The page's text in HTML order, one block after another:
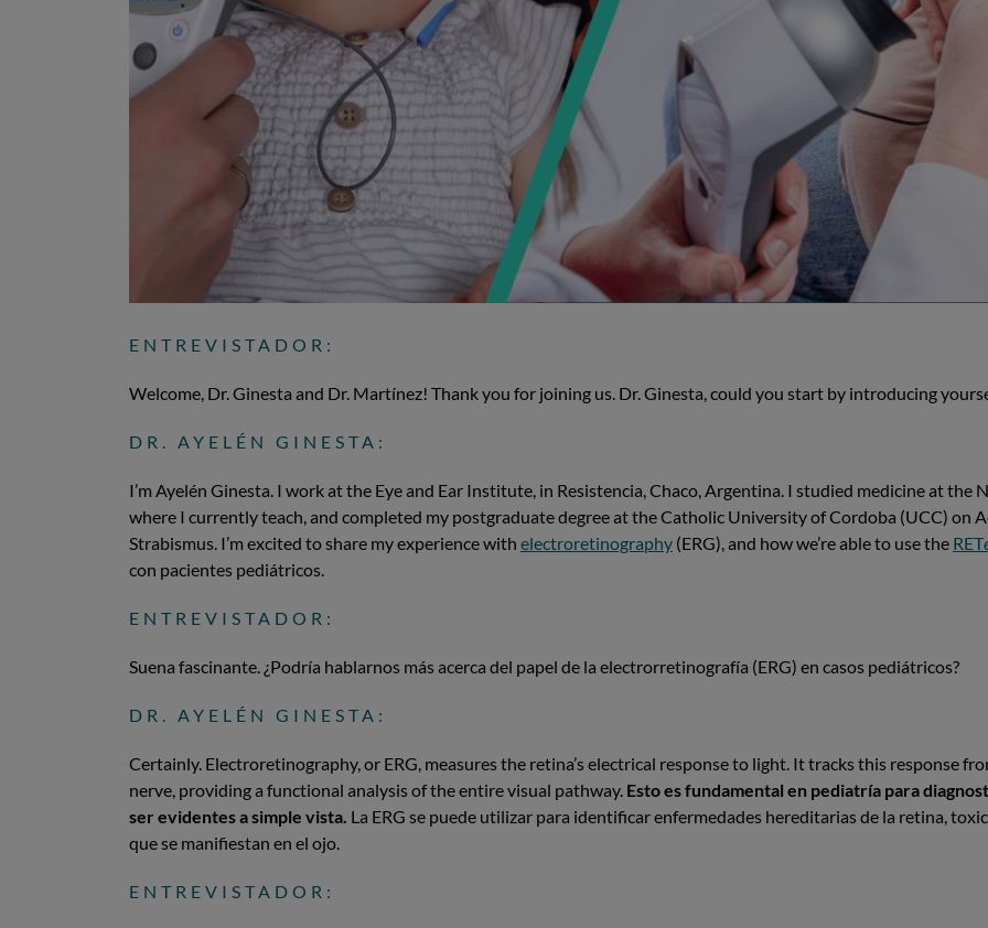
ENTREVISTADOR:
Welcome, Dr. Ginesta and Dr. Martínez! Thank you for joining us. Dr. Ginesta, could you start by introducing
DR. AYELÉN GINESTA:
I’m Ayelén Ginesta. I work at the Eye and Ear Institute, in Resistencia, Chaco, Argentina. I studied medicine at
where I currently teach, and completed my postgraduate degree at the Catholic University of Cordoba (UCC) on
Strabismus. I’m excited to share my experience with electroretinography (ERG), and how we’re able to use the RET
con pacientes pediátricos.
ENTREVISTADOR:
Suena fascinante. ¿Podría hablarnos más acerca del papel de la electrorretinografía (ERG) en casos pediátricos?
DR. AYELÉN GINESTA:
Certainly. Electroretinography, or ERG, measures the retina’s electrical response to light. It tracks this response
nerve, providing a functional analysis of the entire visual pathway. Esto es fundamental en pediatría para
ser evidentes a simple vista. La ERG se puede utilizar para identificar enfermedades hereditarias de la retina,
que se manifiestan en el ojo.
ENTREVISTADOR: